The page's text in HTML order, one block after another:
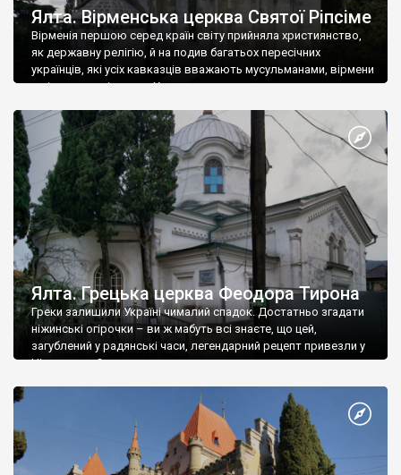
Ялта. Вірменська церква Святої Ріпсіме
Вірменія першою серед країн світу прийняла християнство,
як державну релігію, й на подив багатьох пересічних
українців, які усіх кавказців вважають мусульманами, вірмени
є відданими вірянами Христа
Ялта. Грецька церква Феодора Тирона
Греки залишили Україні чималий спадок. Достатньо згадати
ніжинські огірочки – ви ж мабуть всі знаєте, що цей,
загублений у радянські часи, легендарний рецепт привезли у
Ніжин греки?